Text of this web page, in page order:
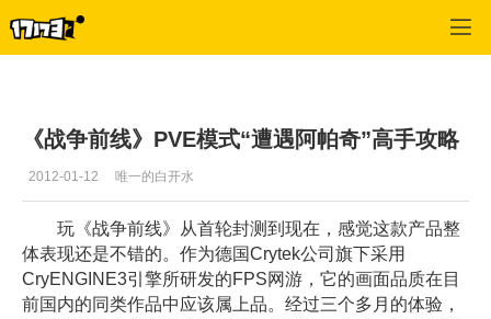
《战争前线》PVE模式“遭遇阿帕奇”高手攻略
2012-01-12 唯一的白开水
玩《战争前线》从首轮封测到现在，感觉这款产品整
体表现还是不错的。作为德国Crytek公司旗下采用
CryENGINE3引擎所研发的FPS网游，它的画面品质在目
前国内的同类作品中应该属上品。经过三个多月的体验，